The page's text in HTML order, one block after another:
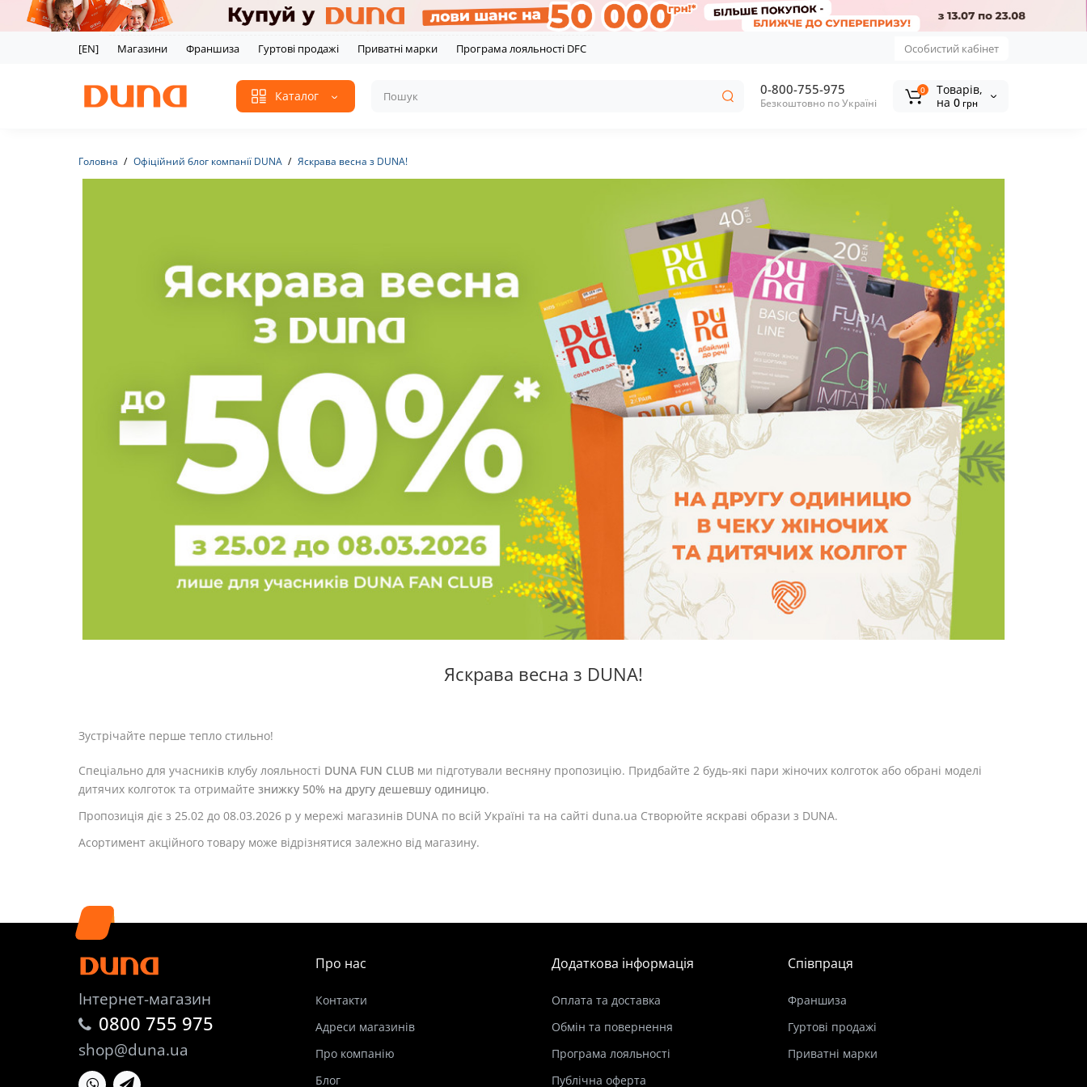
[EN] Магазини Франшиза Гуртові продажі Приватні марки Програма лояльності DFC Особистий кабінет
Каталог 0-800-755-975
Безкоштовно по Україні
0
Tоварів,
на 0 грн
Головна Офіційний блог компанії DUNA Яскрава весна з DUNA!
Яскрава весна з DUNA!
Зустрічайте перше тепло стильно!
Спеціально для учасників клубу лояльності DUNA FUN CLUB ми підготували весняну пропозицію. Придбайте 2 будь-які пари жіночих колготок або обрані моделі
дитячих колготок та отримайте знижку 50% на другу дешевшу одиницю.
Пропозиція діє з 25.02 до 08.03.2026 р у мережі магазинів DUNA по всій Україні та на сайті duna.ua Створюйте яскраві образи з DUNA.
Асортимент акційного товару може відрізнятися залежно від магазину.
Інтернет-магазин
0800 755 975
shop@duna.ua
Про нас
Контакти
Адреси магазинів
Про компанію
Блог
Додаткова інформація
Оплата та доставка
Обмін та повернення
Програма лояльності
Публічна оферта
Співпраця
Франшиза
Гуртові продажі
Приватні марки